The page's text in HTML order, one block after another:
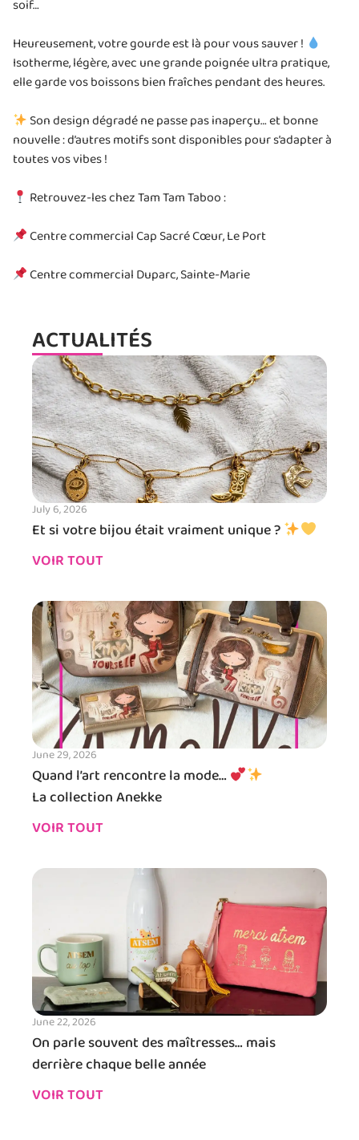
soif…
Heureusement, votre gourde est là pour vous sauver !
Isotherme, légère, avec une grande poignée ultra pratique,
elle garde vos boissons bien fraîches pendant des heures.
Son design dégradé ne passe pas inaperçu… et bonne
nouvelle : d’autres motifs sont disponibles pour s’adapter à
toutes vos vibes !
Retrouvez-les chez Tam Tam Taboo :
Centre commercial Cap Sacré Cœur, Le Port
Centre commercial Duparc, Sainte-Marie
ACTUALITÉS
July 6, 2026
Et si votre bijou était vraiment unique ?
VOIR TOUT
June 29, 2026
Quand l’art rencontre la mode…
La collection Anekke
VOIR TOUT
June 22, 2026
On parle souvent des maîtresses… mais
derrière chaque belle année
VOIR TOUT